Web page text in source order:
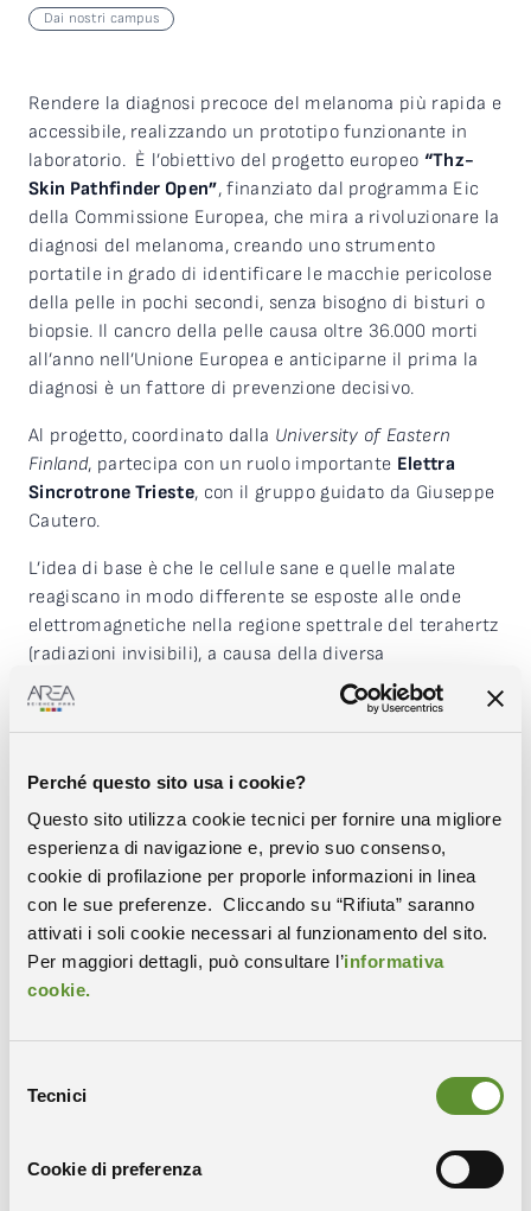
Perché questo sito usa i cookie?
Questo sito utilizza cookie tecnici per fornire una migliore
esperienza di navigazione e, previo suo consenso,
cookie di profilazione per proporle informazioni in linea
con le sue preferenze. Cliccando su “Rifiuta” saranno
attivati i soli cookie necessari al funzionamento del sito.
Per maggiori dettagli, può consultare l’informativa
cookie.
delTecnici
Cookie di preferenza
Dai nostri campus
Rendere la diagnosi precoce del melanoma più rapida e
accessibile, realizzando un prototipo funzionante in
laboratorio. È l’obiettivo del progetto europeo “Thz-
Skin Pathfinder Open”, finanziato dal programma Eic
della Commissione Europea, che mira a rivoluzionare la
diagnosi del melanoma, creando uno strumento
portatile in grado di identificare le macchie pericolose
della pelle in pochi secondi, senza bisogno di bisturi o
biopsie. Il cancro della pelle causa oltre 36.000 morti
all’anno nell’Unione Europea e anticiparne il prima la
diagnosi è un fattore di prevenzione decisivo.
Al progetto, coordinato dalla University of Eastern
Finland, partecipa con un ruolo importante Elettra
Sincrotrone Trieste, con il gruppo guidato da Giuseppe
Cautero.
L’idea di base è che le cellule sane e quelle malate
reagiscano in modo differente se esposte alle onde
elettromagnetiche nella regione spettrale del terahertz
(radiazioni invisibili), a causa della diversa
composizione chimica, del contenuto d’acqua e della
struttura delle membrane. Il primo passo sarà mappare
queste differenze per creare una libreria aperta di
addestrare algoritmi di intelligenza artificiale.
Sviluppato a partire dal precedente progetto Attract, il
sensore è composto da una matrice di risonatori
micromeccanici, una sorta di micro molle che fungono
da pixel. Quando investite dalle radiazioni terahertz, le
molle si scaldano cambiando frequenza. Il risultato è
un’immagine
allo stato sano oppure malato delle cellule.
Il team di Elettra si occupa della progettazione
dell’elettronica di controllo e di acquisizione in grado di
“ascoltare” in tempo reale i minimi cambiamenti di
frequenza delle micro molle. La sfida principale nei